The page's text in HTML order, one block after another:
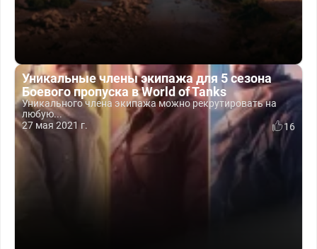
Уникальные члены экипажа для 5 сезона
Боевого пропуска в World of Tanks
Уникального члена экипажа можно рекрутировать на
любую...
27 мая 2021 г.
16